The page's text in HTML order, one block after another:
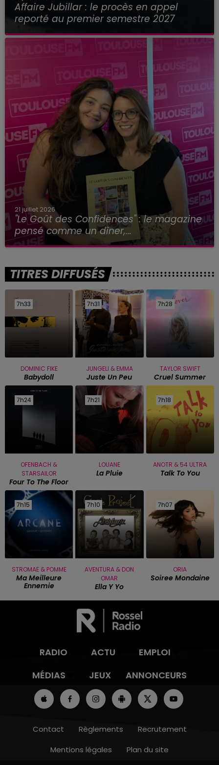
Affaire Jubillar : le procès en appel
reporté au premier semestre 2027
21 juillet 2026
"Le Goût des Confidences" : le magazine
pensé comme un dîner,...
TITRES DIFFUSÉS
7h33
7h33
DOMINIC FIKE
Babydoll
7h31
7h31
JUNGELI & EMMA
Juste Un Peu
7h28
7h28
TAYLOR SWIFT
Cruel Summer
7h24
7h24
OFENBACH &
STARSAILOR
Four To The Floor
7h21
7h21
LOUANE
La Pluie
7h18
7h18
ANOTR & 54 ULTRA
Talk To You
7h15
7h15
STROMAE & POMME
Ma Meilleure
Ennemie
7h10
7h10
AVENTURA & DON
OMAR
Ella Y Yo
7h07
7h07
ORIA
Soiree Mondaine
RADIO ACTU
EMPLOI
MÉDIAS
JEUX ANNONCEURS
Contact Règlements
Recrutement
Mentions légales
Plan du site